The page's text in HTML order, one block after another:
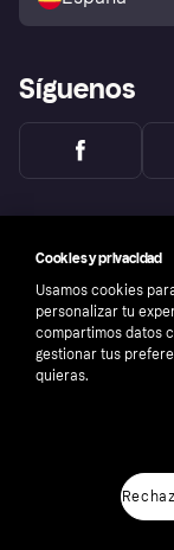
Reclamaciones
Síguenos
Número de empresa:
Cookies y privacidad
Usamos cookies
personalizar tu
compartimos datos
gestionar tus
quieras.